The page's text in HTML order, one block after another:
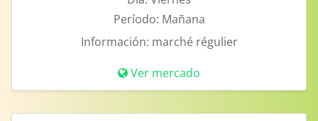
Período: Mañana
Información: marché régulier
Ver mercado